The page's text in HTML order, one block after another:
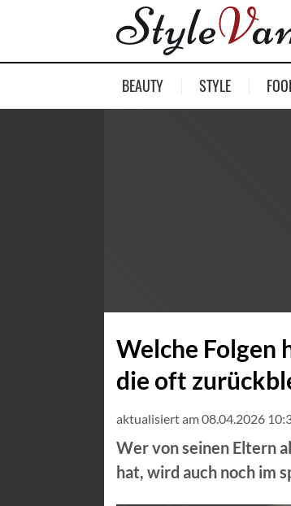
BEAUTY STYLE
Welche Folgen
die oft
aktualisiert am 08.04.2026
Wer von seinen Eltern
hat, wird auch noch im